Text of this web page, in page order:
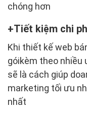
chóng hơn
Tiết kiệm chi
Khi thiết kế web
góikèm theo nhiều
sẽ là cách giúp
marketing tối ưu
nhất